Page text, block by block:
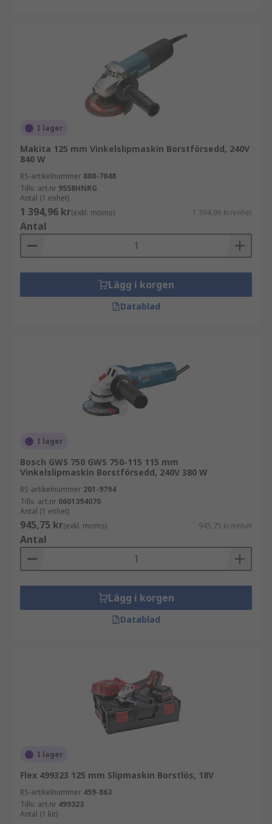
I lager
Makita 125 mm Vinkelslipmaskin Borstförsedd, 240V
840 W
RS-artikelnummer 880-7048
Tillv. art.nr 9558HNRG
Antal (1 enhet)
1 394,96 kr(exkl. moms) 1 394,96 kr/enhet
Antal
Lägg i korgen
Datablad
I lager
Bosch GWS 750 GWS 750-115 115 mm
Vinkelslipmaskin Borstförsedd, 240V 380 W
RS-artikelnummer 201-9794
Tillv. art.nr 0601394070
Antal (1 enhet)
945,75 kr(exkl. moms) 945,75 kr/enhet
Antal
Lägg i korgen
Datablad
I lager
Flex 499323 125 mm Slipmaskin Borstlös, 18V
RS-artikelnummer 459-863
Tillv. art.nr 499323
Antal (1 kit)